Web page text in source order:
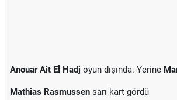
Anouar Ait El Hadj oyun dışında. Yerine
Mathias Rasmussen sarı kart gördü